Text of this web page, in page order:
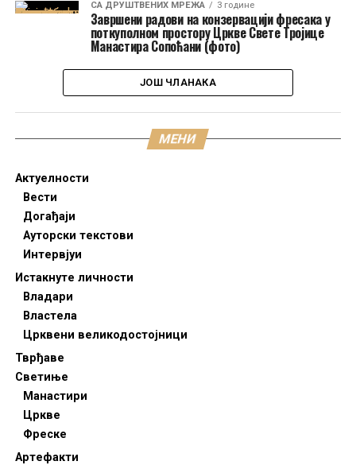
СА ДРУШТВЕНИХ МРЕЖА 3 године
Завршени радови на конзервацији фресака у
поткуполном простору Цркве Свете Тројице
Манастира Сопоћани (фото)
ЈОШ ЧЛАНАКА
МЕНИ
Актуелности
Вести
Догађаји
Aуторски текстови
Интервјуи
Истакнуте личности
Владари
Властела
Црквени великодостојници
Тврђаве
Светиње
Манастири
Цркве
Фреске
Артефакти